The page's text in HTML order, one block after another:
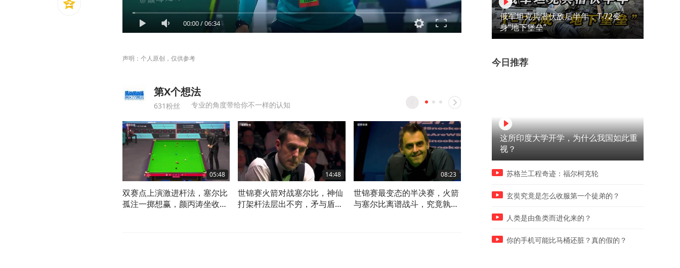
00:00/06:34
声明：个人原创，仅供参考
第X个想法
631粉丝 专业的角度带给你不一样的认知
05:48
双赛点上演激进杆法，塞尔比
孤注一掷想赢，颜丙涛坐收渔
14:48
世锦赛火箭对战塞尔比，神仙
打架杆法层出不穷，矛与盾终
08:23
世锦赛最变态的半决赛，火箭
与塞尔比离谱战斗，究竟孰强
06:27
世锦赛上演不尊重杆法，火箭
不高兴！
这球太帅了！格列兹曼禁区
俄军坦克兵潜伏敌后半年，T-72变
身“地下堡垒”
今日推荐
这所印度大学开学，为什么我国如此重
视？
苏格兰工程奇迹：福尔柯克轮
玄奘究竟是怎么收服第一个徒弟的？
人类是由鱼类而进化来的？
你的手机可能比马桶还脏？真的假的？